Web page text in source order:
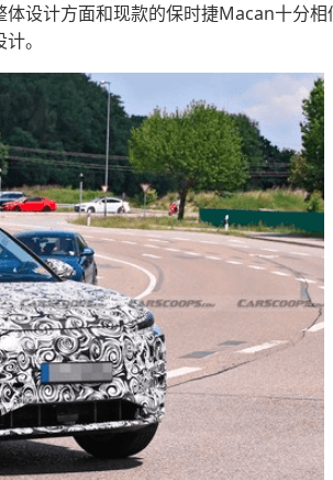
设计方面和现款的保时捷Macan十分
。